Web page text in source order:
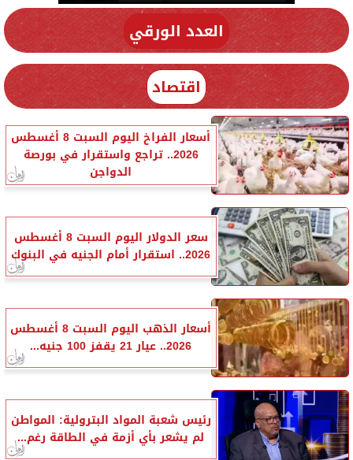
العدد الورقي
اقتصاد
أسعار الفراخ اليوم السبت 8 أغسطس
2026.. تراجع واستقرار في بورصة
الدواجن
سعر الدولار اليوم السبت 8 أغسطس
2026.. استقرار أمام الجنيه في البنوك
أسعار الذهب اليوم السبت 8 أغسطس
2026.. عيار 21 يقفز 100 جنيه...
رئيس شعبة المواد البترولية: المواطن
لم يشعر بأي أزمة في الطاقة رغم...